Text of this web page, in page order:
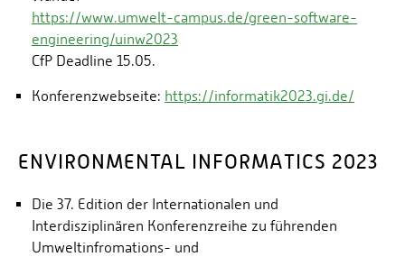
https://www.umwelt-campus.de/green-software-
engineering/uinw2023
CfP Deadline 15.05.
Konferenzwebseite: https://informatik2023.gi.de/
ENVIRONMENTAL INFORMATICS 2023
Die 37. Edition der Internationalen und
Interdisziplinären Konferenzreihe zu führenden
Umweltinfromations- und